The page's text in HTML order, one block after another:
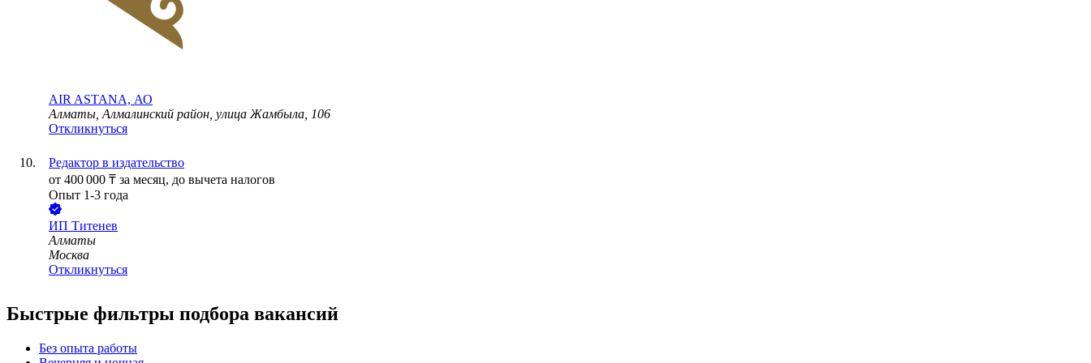
AIR ASTANA, АО
Алматы, Алмалинский район, улица Жамбыла, 106
Откликнуться
Редактор в издательство
от 400 000 ₸ за месяц, до вычета налогов
Опыт 1-3 года
ИП Титенев
Алматы
Москва
Откликнуться
Быстрые фильтры подбора вакансий
Без опыта работы